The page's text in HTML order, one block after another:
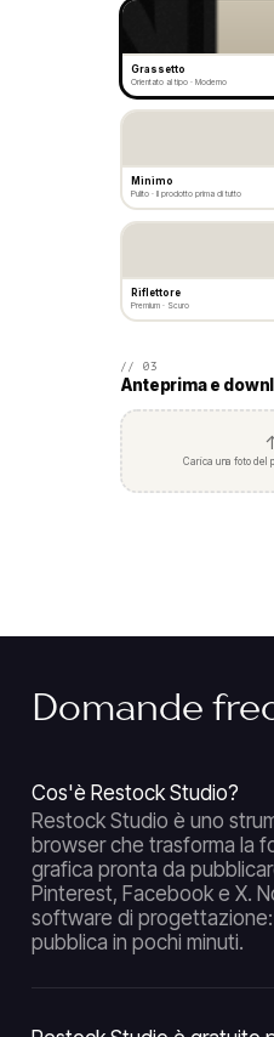
Grassetto
Orientato al tipo · Moderno
Minimo
Pulito · Il prodotto prima di tutto
Riflettore
Premium · Scuro
// 03
Anteprima e
Carica una foto del
Domande
Cos'è Restock Studio?
Restock Studio è uno
browser che trasforma la
grafica pronta da
Pinterest, Facebook e X.
software di
pubblica in pochi minuti.